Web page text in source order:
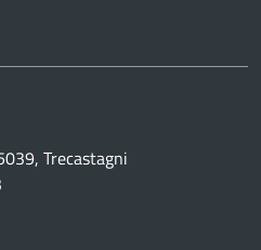
Trecastagni